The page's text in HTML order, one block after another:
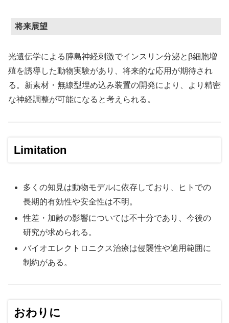
将来展望
光遺伝学による膵島神経刺激でインスリン分泌とβ細胞増
殖を誘導した動物実験があり、将来的な応用が期待され
る。新素材・無線型埋め込み装置の開発により、より精密
な神経調整が可能になると考えられる。
Limitation
多くの知見は動物モデルに依存しており、ヒトでの
長期的有効性や安全性は不明。
性差・加齢の影響については不十分であり、今後の
研究が求められる。
バイオエレクトロニクス治療は侵襲性や適用範囲に
制約がある。
おわりに